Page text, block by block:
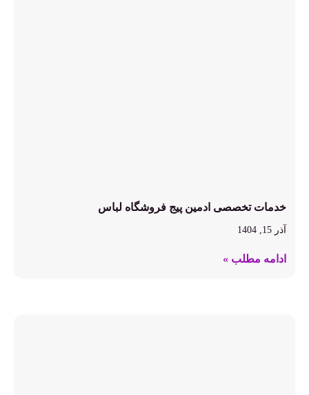
خدمات تخصصی ادمین پیج فروشگاه لباس
آذر 15, 1404
ادامه مطلب »